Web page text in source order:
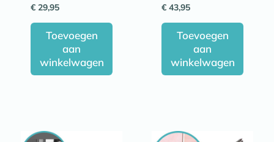
€ 29,95
Toevoegen
aan
winkelwagen
€ 43,95
Toevoegen
aan
winkelwagen